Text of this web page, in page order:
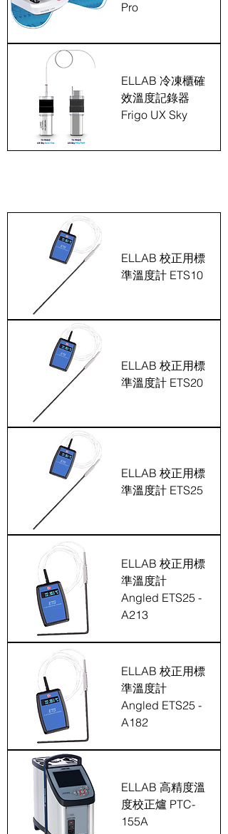
Pro
ELLAB 冷凍櫃確
效溫度記錄器
Frigo UX Sky
溫度壓力紀錄顯示器系列
溫度紀錄器
ETI
器ETI Plus
ELLAB 校正用標
準溫度計 ETS10
ELLAB 校正用標
準溫度計 ETS20
ELLAB 校正用標
準溫度計 ETS25
ELLAB 校正用標
準溫度計
Angled ETS25 -
A213
ELLAB 校正用標
準溫度計
Angled ETS25 -
A182
ELLAB 高精度溫
度校正爐 PTC-
155A